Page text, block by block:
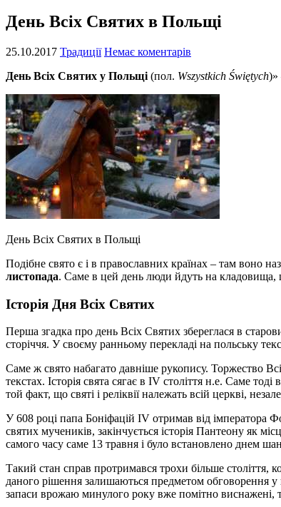
День Всіх Святих в Польщі
25.10.2017 Традиції Немає коментарів
День Всіх Святих у Польщі (пол. Wszystkich Świętych)»
День Всіх Святих в Польщі
Подібне свято є і в православних країнах – там воно
листопада. Саме в цей день люди йдуть на кладовища,
Історія Дня Всіх Святих
Перша згадка про день Всіх Святих збереглася в
сторіччя. У своєму ранньому перекладі на польську
Саме ж свято набагато давніше рукопису. Торжество
текстах. Історія свята сягає в IV століття н.е. Саме
той факт, що святі і реліквії належать всій церкві,
У 608 році папа Боніфацій IV отримав від імператора
святих мучеників, закінчується історія Пантеону як
самого часу саме 13 травня і було встановлено днем
Такий стан справ протримався трохи більше століття,
даного рішення залишаються предметом обговорення у
запаси врожаю минулого року вже помітно